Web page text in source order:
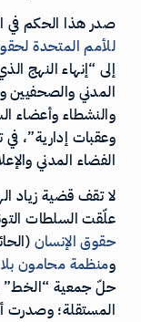
صدر هذا الحكم في
للأمم المتحدة
إلى “إنهاء النهج
المدني والصحفيين
والنشطاء وأعضاء
وعقبات إدارية”، في
الفضاء المدني
لا تقف قضية زياد
علّقت السلطات
حقوق الإنسان
ومنظمة محامون
حلّ جمعية “الخط”
المستقلة؛ وصدرت